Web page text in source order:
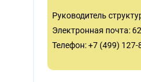
Руководитель
Электронная почта:
Телефон: +7 (499) 127-